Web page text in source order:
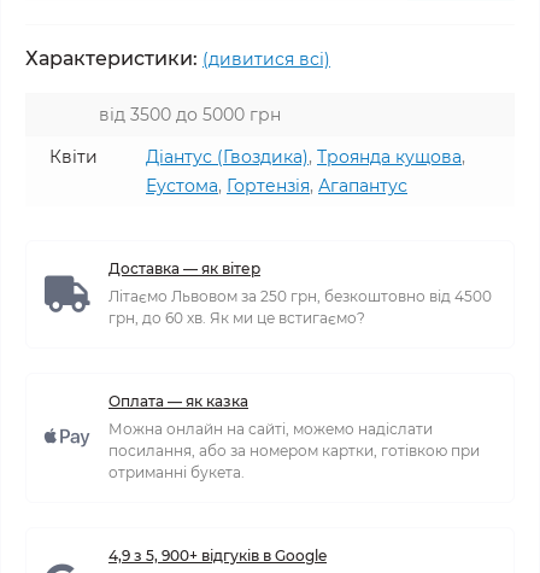
Характеристики: (дивитися всі)
від 3500 до 5000 грн
Квіти
Діантус (Гвоздика), Троянда кущова,
Еустома, Гортензія, Агапантус
Доставка — як вітер
Літаємо Львовом за 250 грн, безкоштовно від 4500
грн, до 60 хв. Як ми це встигаємо?
Оплата — як казка
Можна онлайн на сайті, можемо надіслати
посилання, або за номером картки, готівкою при
отриманні букета.
4,9 з 5, 900+ відгуків в Google